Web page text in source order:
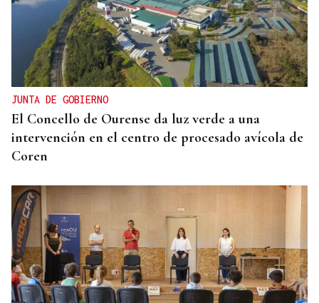
JUNTA DE GOBIERNO
El Concello de Ourense da luz verde a una
intervención en el centro de procesado avícola de
Coren